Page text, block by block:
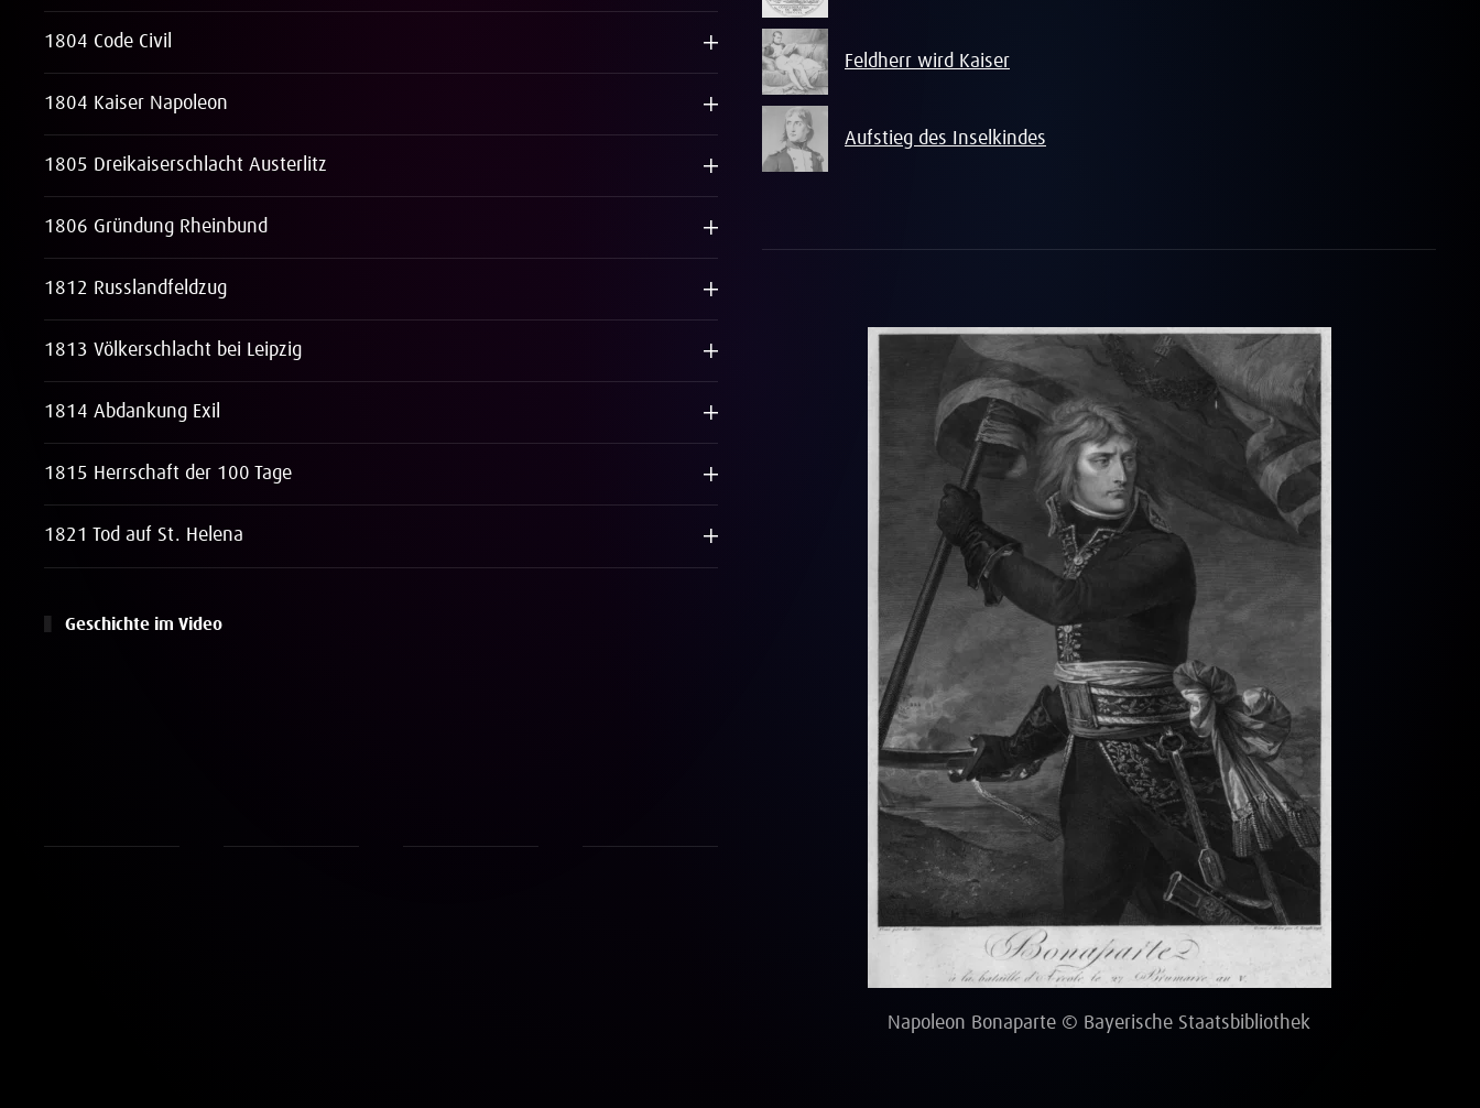
1804 Code Civil
1804 Kaiser Napoleon
1805 Dreikaiserschlacht Austerlitz
1806 Gründung Rheinbund
1812 Russlandfeldzug
1813 Völkerschlacht bei Leipzig
1814 Abdankung Exil
1815 Herrschaft der 100 Tage
1821 Tod auf St. Helena
Geschichte im Video
Feldherr wird Kaiser
Aufstieg des Inselkindes
Napoleon Bonaparte © Bayerische Staatsbibliothek